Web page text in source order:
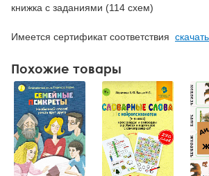
книжка с заданиями (114 схем)
Имеется сертификат соответствия
Похожие товары